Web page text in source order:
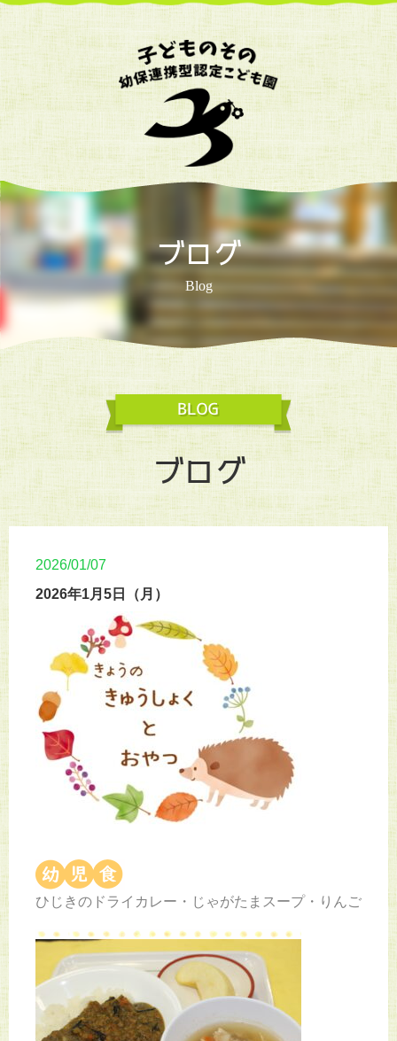
ブログ
Blog
ブログ
2026/01/07
2026年1月5日（月）
ひじきのドライカレー・じゃがたまスープ・りんご